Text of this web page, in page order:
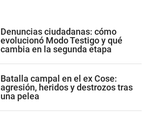
Denuncias ciudadanas: cómo
evolucionó Modo Testigo y qué
cambia en la segunda etapa
Batalla campal en el ex Cose:
agresión, heridos y destrozos tras
una pelea